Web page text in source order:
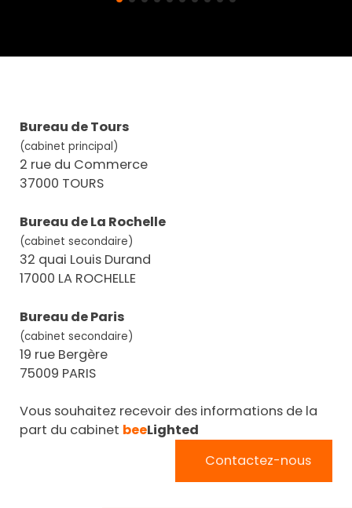
Bureau de Tours
(cabinet principal)
2 rue du Commerce
37000 TOURS
Bureau de La Rochelle
(cabinet secondaire)
32 quai Louis Durand
17000 LA ROCHELLE
Bureau de Paris
(cabinet secondaire)
19 rue Bergère
75009 PARIS
Vous souhaitez recevoir des informations de la
part du cabinet beeLighted
Contactez-nous